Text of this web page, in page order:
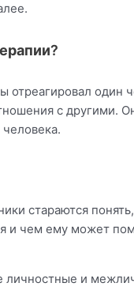
?
один
с другими.
стараются
и чем ему может
личностные и